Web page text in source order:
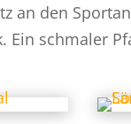
an den
Ein schmaler